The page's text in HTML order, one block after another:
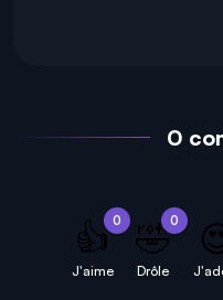
0
0
👍
J'aime
0
🤣
Drôle